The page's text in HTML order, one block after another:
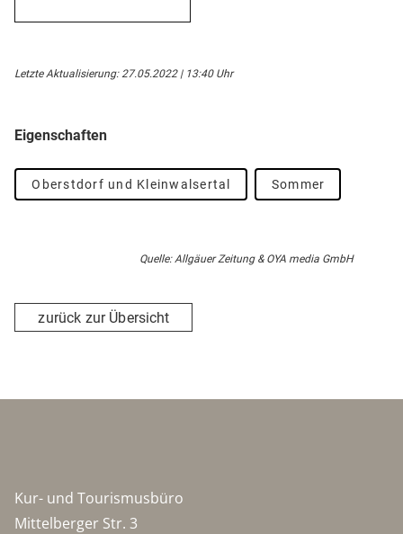
Letzte Aktualisierung: 27.05.2022 | 13:40 Uhr
Eigenschaften
Oberstdorf und Kleinwalsertal Sommer
Quelle: Allgäuer Zeitung & OYA media GmbH
zurück zur Übersicht
Kur- und Tourismusbüro
Mittelberger Str. 3